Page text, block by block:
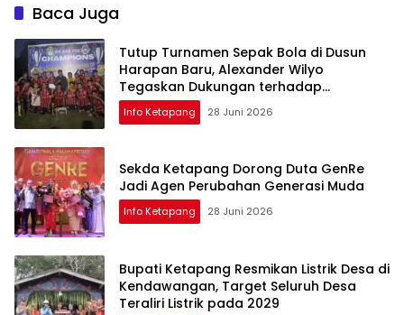
Baca Juga
Tutup Turnamen Sepak Bola di Dusun
Harapan Baru, Alexander Wilyo
Tegaskan Dukungan terhadap
Pembinaan Atlet
Info Ketapang 28 Juni 2026
Sekda Ketapang Dorong Duta GenRe
Jadi Agen Perubahan Generasi Muda
Info Ketapang 28 Juni 2026
Bupati Ketapang Resmikan Listrik Desa di
Kendawangan, Target Seluruh Desa
Teraliri Listrik pada 2029